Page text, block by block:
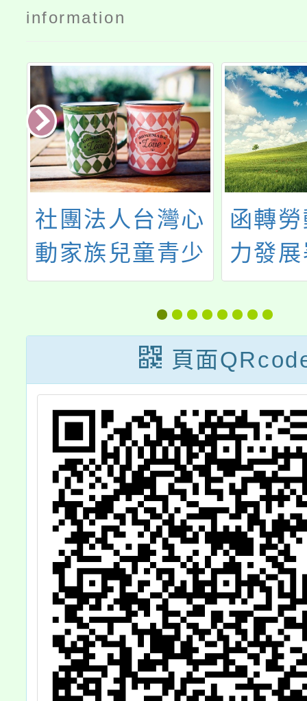
information
社團法人台灣心
動家族兒童青少
年關懷協會辦理
系列講座
函轉
力發
定中心
中心)
全國
第3屆
競賽
際技
選拔
頁面